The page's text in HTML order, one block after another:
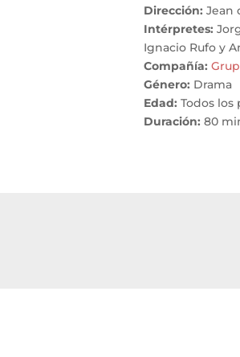
Dirección: Jean
Intérpretes:
Ignacio Rufo y
Compañía:
Género: Drama
Edad: Todos los
Duración: 80